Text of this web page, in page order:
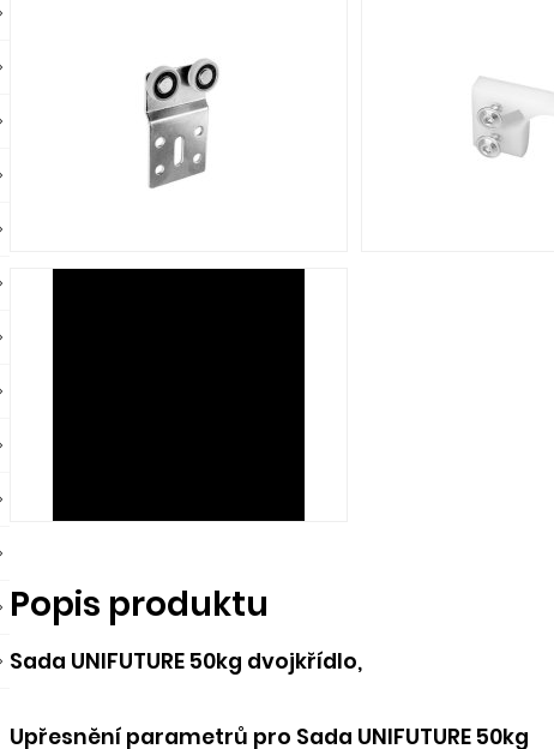
Popis produktu
Sada UNIFUTURE 50kg dvojkřídlo,
Upřesnění parametrů pro Sada UNIFUTURE 50kg